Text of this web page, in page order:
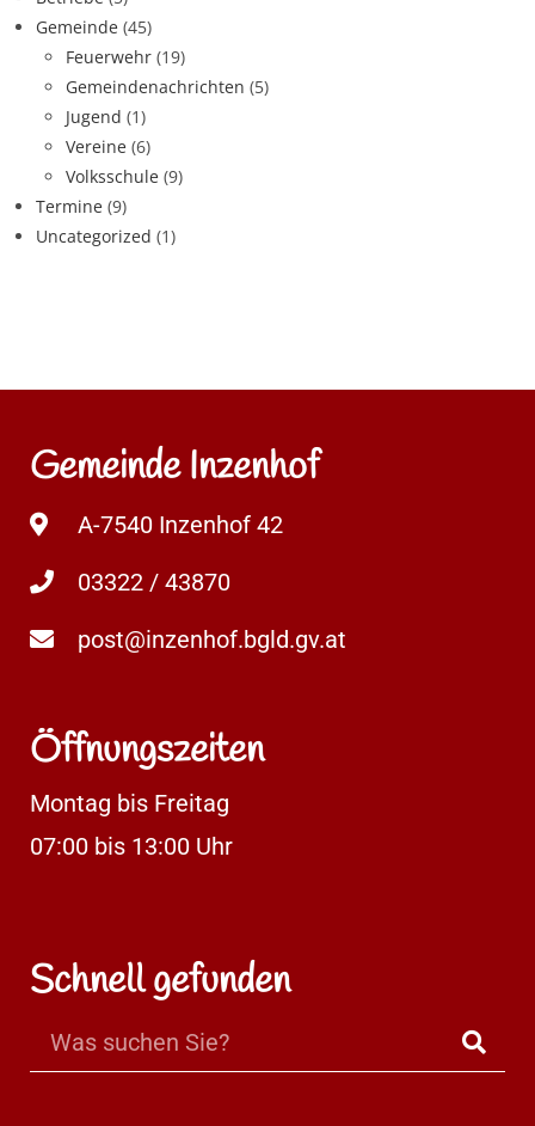
Gemeinde (45)
Feuerwehr (19)
Gemeindenachrichten (5)
Jugend (1)
Vereine (6)
Volksschule (9)
Termine (9)
Uncategorized (1)
Gemeinde Inzenhof
A-7540 Inzenhof 42
03322 / 43870
post@inzenhof.bgld.gv.at
Öffnungszeiten
Montag bis Freitag
07:00 bis 13:00 Uhr
Schnell gefunden